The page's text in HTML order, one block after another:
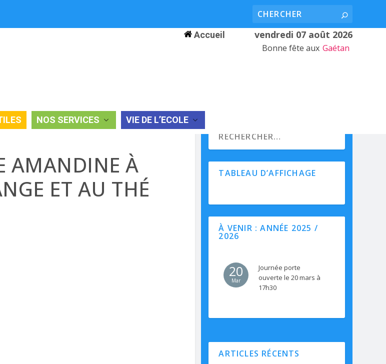
NOS SERVICES VIE DE L’ECOLE
Accueil vendredi 07 août 2026
Bonne fête aux Gaétan
AMANDINE À
ET AU THÉ
TABLEAU D’AFFICHAGE
À VENIR : ANNÉE 2025 /
2026
20
Mar
Journée porte
ouverte le 20 mars à
17h30
ARTICLES RÉCENTS